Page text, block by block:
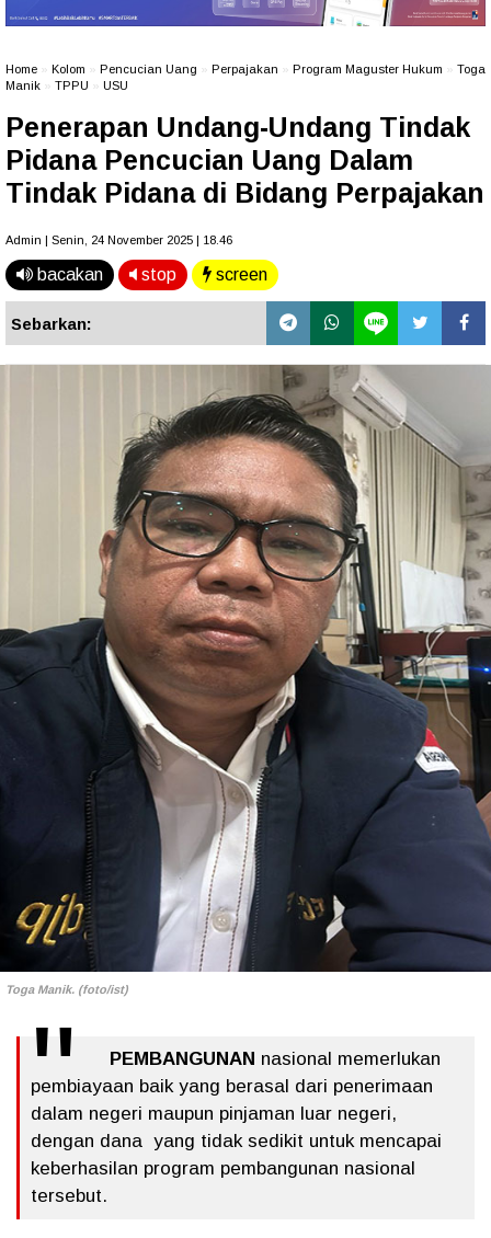
Home Kolom Pencucian Uang Perpajakan Program Maguster Hukum
Toga
Manik
TPPU USU
Penerapan Undang-Undang Tindak
Pidana Pencucian Uang Dalam
Tindak Pidana di Bidang Perpajakan
Admin | Senin, 24 November 2025 | 18.46
bacakan stop screen
Sebarkan:
Toga Manik. (foto/ist)
PEMBANGUNAN nasional memerlukan
pembiayaan baik yang berasal dari penerimaan
dalam negeri maupun pinjaman luar negeri,
dengan dana yang tidak sedikit untuk mencapai
keberhasilan program pembangunan nasional
tersebut.